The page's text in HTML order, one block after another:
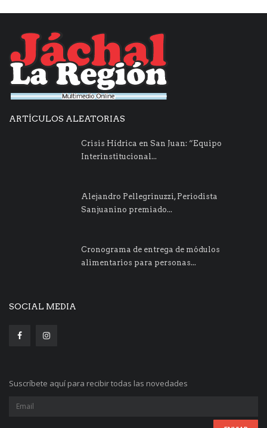
ARTÍCULOS ALEATORIAS
Crisis Hídrica en San Juan: “Equipo
Interinstitucional...
Alejandro Pellegrinuzzi, Periodista
Sanjuanino premiado...
Cronograma de entrega de módulos
alimentarios para personas...
SOCIAL MEDIA
Suscríbete aquí para recibir todas las novedades